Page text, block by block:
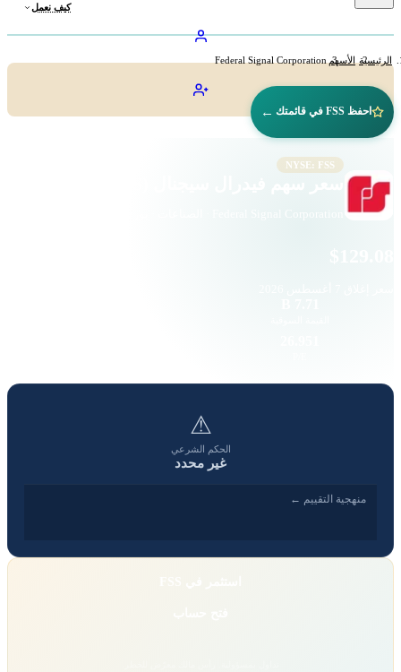
كيف نعمل
الرئيسية الأسهم Federal Signal Corporation
احفظ FSS في قائمتك ←
NYSE: FSS
⚠
الحكم الشرعي
غير محدد
منهجية التقييم ←